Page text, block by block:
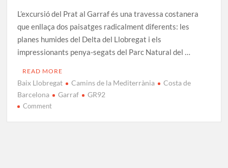
L’excursió del Prat al Garraf és una travessa costanera
que enllaça dos paisatges radicalment diferents: les
planes humides del Delta del Llobregat i els
impressionants penya-segats del Parc Natural del …
READ MORE
Baix Llobregat Camins de la Mediterrània
Costa de
Barcelona
Garraf GR92
Commenton